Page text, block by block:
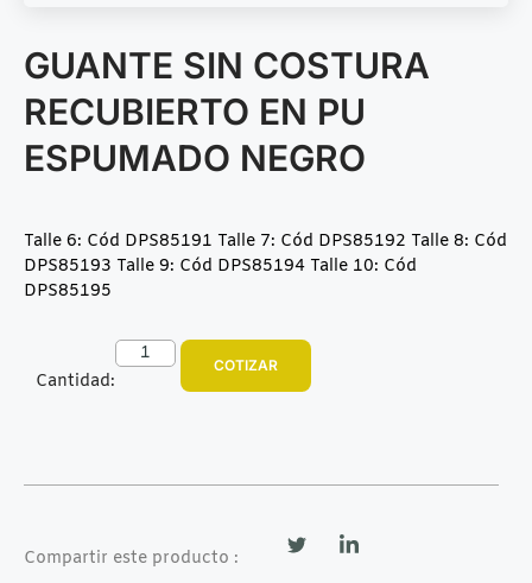
GUANTE SIN COSTURA
RECUBIERTO EN PU
ESPUMADO NEGRO
Talle 6: Cód DPS85191 Talle 7: Cód DPS85192 Talle 8: Cód
DPS85193 Talle 9: Cód DPS85194 Talle 10: Cód
DPS85195
Cantidad:
COTIZAR
Compartir este producto :